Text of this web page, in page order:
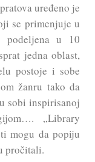
uređeno je
se primenjuje u
podeljena u 10
jedna oblast,
postoje i sobe
žanru tako da
sobi inspirisanoj
„Library
mogu da popiju
pročitali.